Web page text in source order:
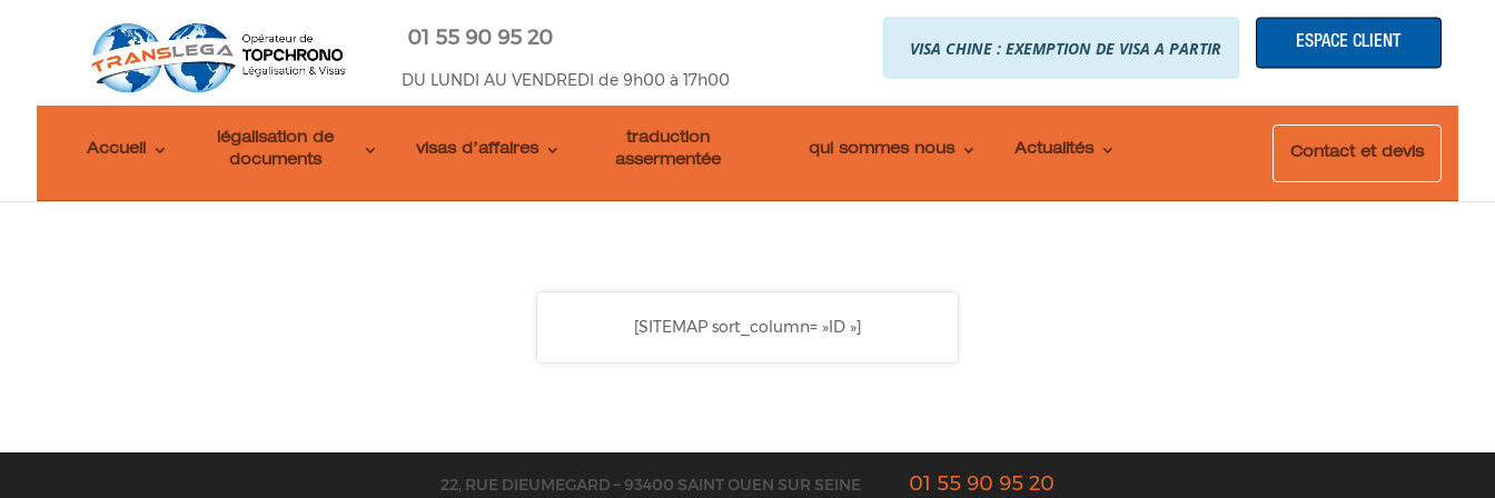
01 55 90 95 20
DU LUNDI AU VENDREDI de 9h00 à 17h00
VISA CHINE : EXEMPTION DE VISA A PARTIR ESPACE CLIENT
Accueil
légalisation de
documents
visas d’affaires
traduction
assermentée
qui sommes nous Actualités Contact et devis
[SITEMAP sort_column= »ID »]
22, RUE DIEUMEGARD – 93400 SAINT OUEN SUR SEINE 01 55 90 95 20